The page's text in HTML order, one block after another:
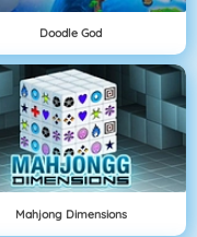
Doodle God
Mahjong Dimensions